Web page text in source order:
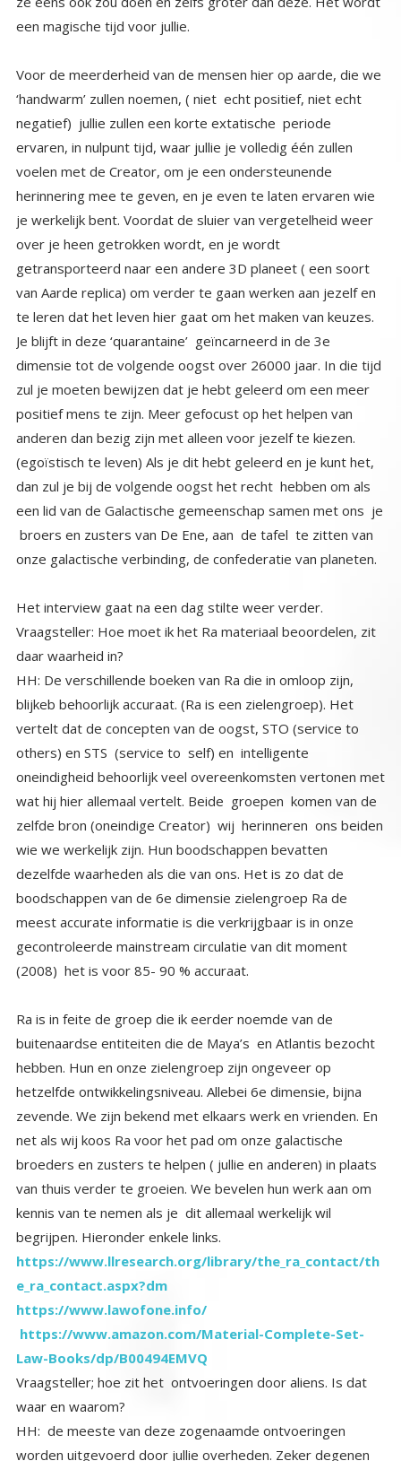
een magische tijd voor jullie.
Voor de meerderheid van de mensen hier op aarde, die we
‘handwarm’ zullen noemen, ( niet echt positief, niet echt
negatief) jullie zullen een korte extatische periode
ervaren, in nulpunt tijd, waar jullie je volledig één zullen
voelen met de Creator, om je een ondersteunende
herinnering mee te geven, en je even te laten ervaren wie
je werkelijk bent. Voordat de sluier van vergetelheid weer
over je heen getrokken wordt, en je wordt
getransporteerd naar een andere 3D planeet ( een soort
van Aarde replica) om verder te gaan werken aan jezelf en
te leren dat het leven hier gaat om het maken van keuzes.
Je blijft in deze ‘quarantaine’ geïncarneerd in de 3e
dimensie tot de volgende oogst over 26000 jaar. In die tijd
zul je moeten bewijzen dat je hebt geleerd om een meer
positief mens te zijn. Meer gefocust op het helpen van
anderen dan bezig zijn met alleen voor jezelf te kiezen.
(egoïstisch te leven) Als je dit hebt geleerd en je kunt het,
dan zul je bij de volgende oogst het recht hebben om als
een lid van de Galactische gemeenschap samen met ons je
broers en zusters van De Ene, aan de tafel te zitten van
onze galactische verbinding, de confederatie van planeten.
Het interview gaat na een dag stilte weer verder.
Vraagsteller: Hoe moet ik het Ra materiaal beoordelen, zit
daar waarheid in?
HH: De verschillende boeken van Ra die in omloop zijn,
blijkeb behoorlijk accuraat. (Ra is een zielengroep). Het
vertelt dat de concepten van de oogst, STO (service to
others) en STS (service to self) en intelligente
oneindigheid behoorlijk veel overeenkomsten vertonen met
wat hij hier allemaal vertelt. Beide groepen komen van de
zelfde bron (oneindige Creator) wij herinneren ons beiden
wie we werkelijk zijn. Hun boodschappen bevatten
dezelfde waarheden als die van ons. Het is zo dat de
boodschappen van de 6e dimensie zielengroep Ra de
meest accurate informatie is die verkrijgbaar is in onze
gecontroleerde mainstream circulatie van dit moment
(2008) het is voor 85- 90 % accuraat.
Ra is in feite de groep die ik eerder noemde van de
buitenaardse entiteiten die de Maya’s en Atlantis bezocht
hebben. Hun en onze zielengroep zijn ongeveer op
hetzelfde ontwikkelingsniveau. Allebei 6e dimensie, bijna
zevende. We zijn bekend met elkaars werk en vrienden. En
net als wij koos Ra voor het pad om onze galactische
broeders en zusters te helpen ( jullie en anderen) in plaats
van thuis verder te groeien. We bevelen hun werk aan om
kennis van te nemen als je dit allemaal werkelijk wil
begrijpen. Hieronder enkele links.
https://www.llresearch.org/library/the_ra_contact/th
e_ra_contact.aspx?dm
https://www.lawofone.info/
https://www.amazon.com/Material-Complete-Set-
Law-Books/dp/B00494EMVQ
Vraagsteller; hoe zit het ontvoeringen door aliens. Is dat
waar en waarom?
HH: de meeste van deze zogenaamde ontvoeringen
worden uitgevoerd door jullie overheden. Zeker degenen
waar de zogenaamde Greys in zijn betrokken. Maar buiten
dat maakt de confederatie soms contact met
geïncarneerden die een speciale rol spelen in het
ontwakingsproces van anderen in het licht van de komende
oogst. Maar dat zijn altijd positieve ervaringen, en degene
die dat meemaken voelen zich altijd opgebeurd, en